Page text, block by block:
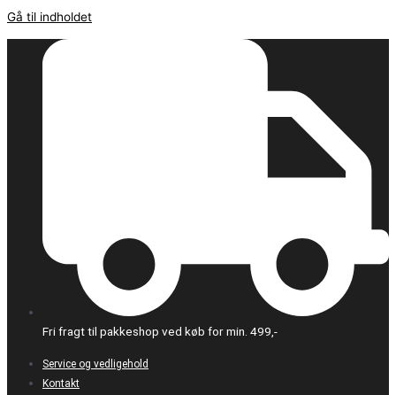
Gå til indholdet
Fri fragt til pakkeshop ved køb for min. 499,-
Service og vedligehold
Kontakt